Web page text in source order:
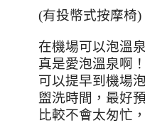
(有投幣式按摩椅)
在機場可以泡溫
真是愛泡溫泉啊
可以提早到機場
盥洗時間，最好
比較不會太匆忙